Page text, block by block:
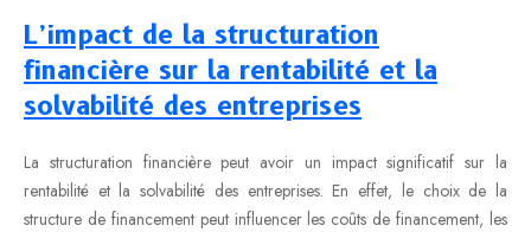
L’impact de la structuration
financière sur la rentabilité et la
solvabilité des entreprises
La structuration financière peut avoir un impact significatif sur la
rentabilité et la solvabilité des entreprises. En effet, le choix de la
structure de financement peut influencer les coûts de financement, les